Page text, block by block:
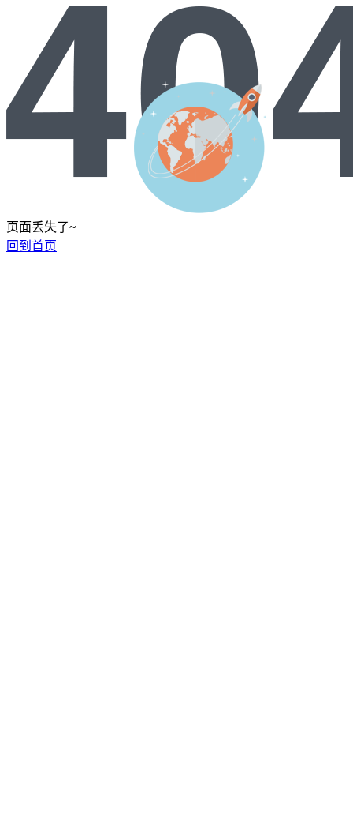
页面丢失了~
回到首页